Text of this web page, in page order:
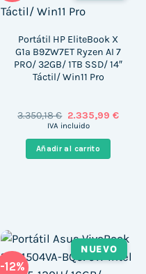
Portátil HP EliteBook X
G1a B9ZW7ET Ryzen AI 7
PRO/ 32GB/ 1TB SSD/ 14″
Táctil/ Win11 Pro
3.350,18€ El
precio
era:
3.350,18 €.
2.335,99 €El
IVA incluido
Añadir al carrito
-12%
NUEVO